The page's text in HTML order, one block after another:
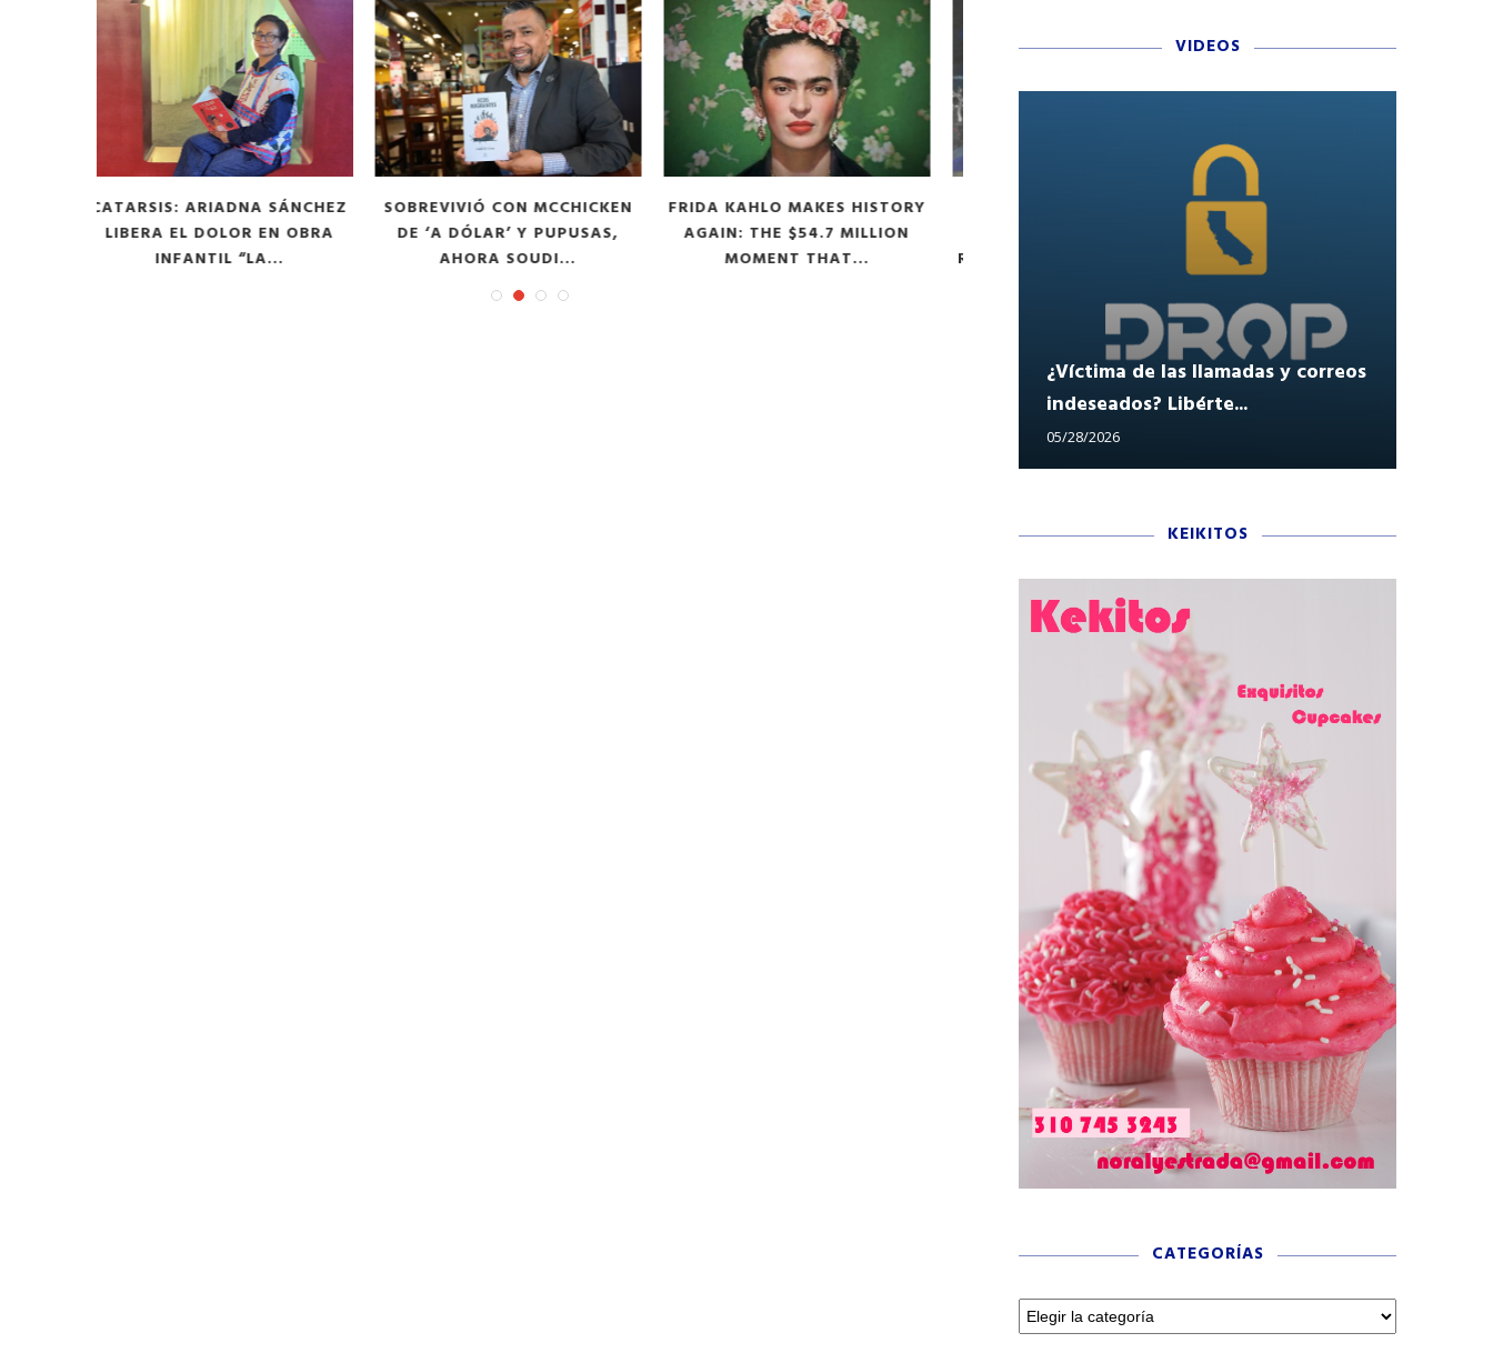
SOBREVIVIÓ CON MCCHICKEN
DE ‘A DÓLAR’ Y PUPUSAS,
AHORA SOUDI...
FRIDA KAHLO MAKES HISTORY
AGAIN: THE $54.7 MILLION
MOMENT THAT...
FALLECE ANTONIO SEDANO,
PINTOR DE LA MEMORIA
REVOLUCIONARIA (1938-2026)
CINCO BOOKS SE SUMA A LA
VIDEOS
¿Víctima de las llamadas y correos
indeseados? Libérte...
05/28/2026
KEIKITOS
CATEGORÍAS